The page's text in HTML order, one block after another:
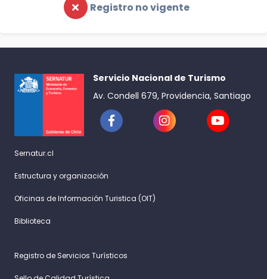
Registro no vigente
Servicio Nacional de Turismo
Av. Condell 679, Providencia, Santiago
Sernatur.cl
Estructura y organización
Oficinas de Información Turistica (OIT)
Biblioteca
Registro de Servicios Turísticos